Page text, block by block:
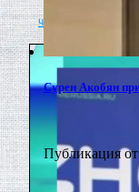
читать полностью
Сурен Акобян
Публикация от